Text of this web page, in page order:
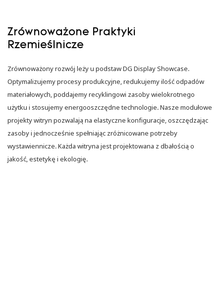
Zrównoważone Praktyki
Rzemieślnicze
Zrównoważony rozwój leży u podstaw DG Display Showcase.
Optymalizujemy procesy produkcyjne, redukujemy ilość odpadów
materiałowych, poddajemy recyklingowi zasoby wielokrotnego
użytku i stosujemy energooszczędne technologie. Nasze modułowe
projekty witryn pozwalają na elastyczne konfiguracje, oszczędzając
zasoby i jednocześnie spełniając zróżnicowane potrzeby
wystawiennicze. Każda witryna jest projektowana z dbałością o
jakość, estetykę i ekologię.